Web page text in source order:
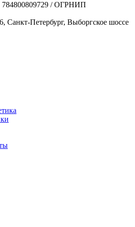
/ ОГРНИП
Санкт-Петербург, Выборгское шоссе